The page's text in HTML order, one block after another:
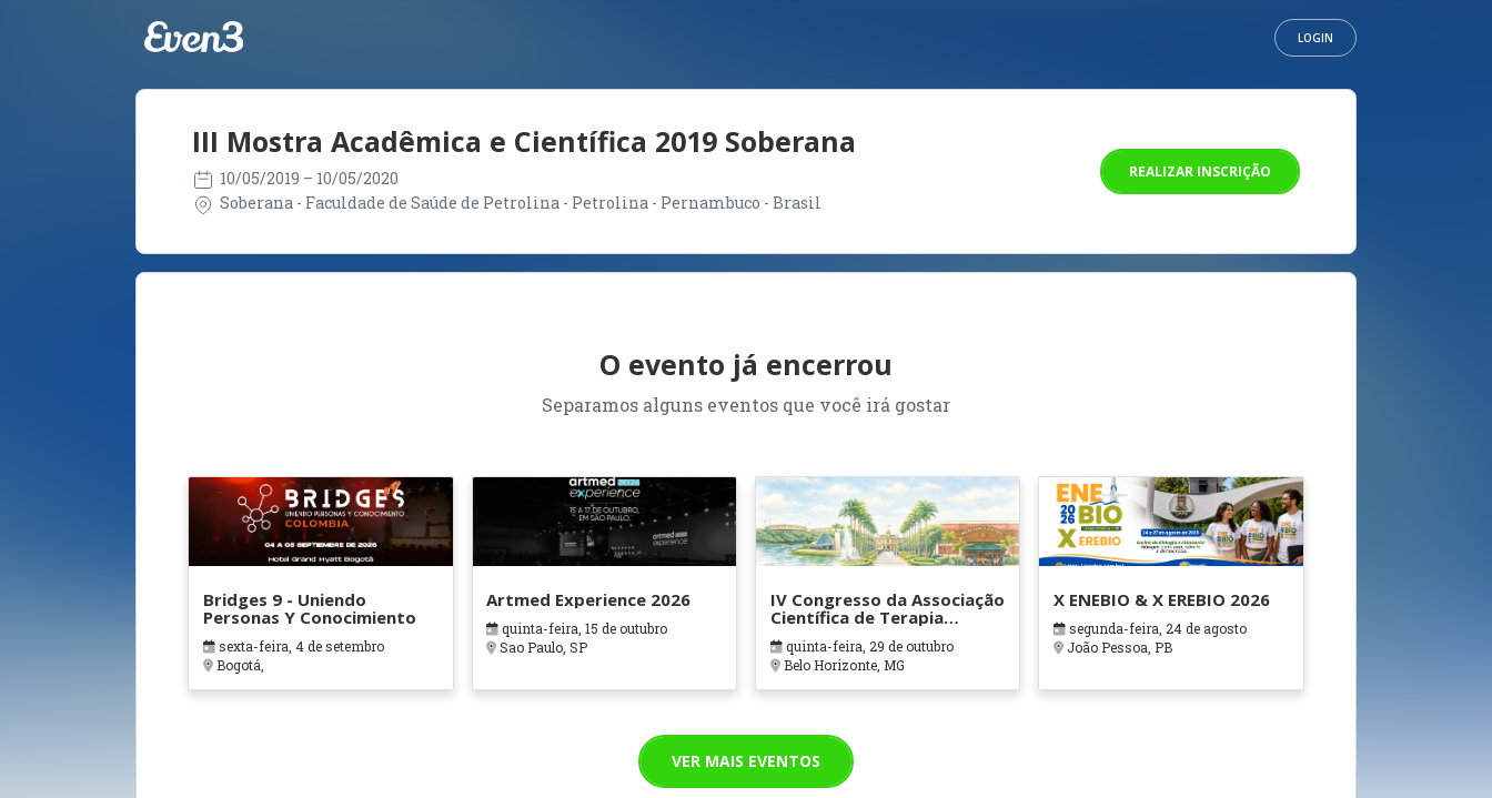
LOGIN
III Mostra Acadêmica e Científica 2019 Soberana
10/05/2019 – 10/05/2020
Soberana - Faculdade de Saúde de Petrolina - Petrolina - Pernambuco - Brasil
REALIZAR INSCRIÇÃO
O evento já encerrou
Separamos alguns eventos que você irá gostar
Bridges 9 - Uniendo
Personas Y Conocimiento
sexta-feira, 4 de setembro
Bogotá,
Artmed Experience 2026
quinta-feira, 15 de outubro
Sao Paulo, SP
IV Congresso da Associação
Científica de Terapia
Ocupacional em Contextos
Hospitalares e Cuidados
Paliativos - ATOHOSP
quinta-feira, 29 de outubro
Belo Horizonte, MG
X ENEBIO & X EREBIO 2026
segunda-feira, 24 de agosto
João Pessoa, PB
VER MAIS EVENTOS